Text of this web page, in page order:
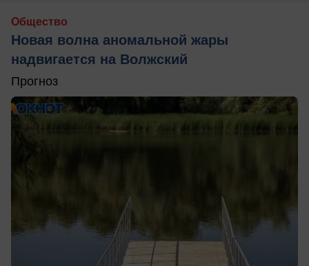
Общество
Новая волна аномальной жары
надвигается на Волжский
Прогноз